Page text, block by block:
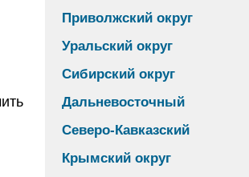
Приволжский округ
Уральский округ
Сибирский округ
Дальневосточный
Северо-Кавказский
Крымский округ